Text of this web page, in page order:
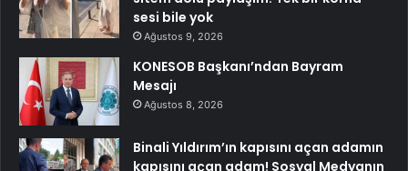
sesi bile yok
Ağustos 9, 2026
KONESOB Başkanı’ndan Bayram
Mesajı
Ağustos 8, 2026
Binali Yıldırım’ın kapısını açan adamın
kapısını açan adam! Sosyal Medyanın